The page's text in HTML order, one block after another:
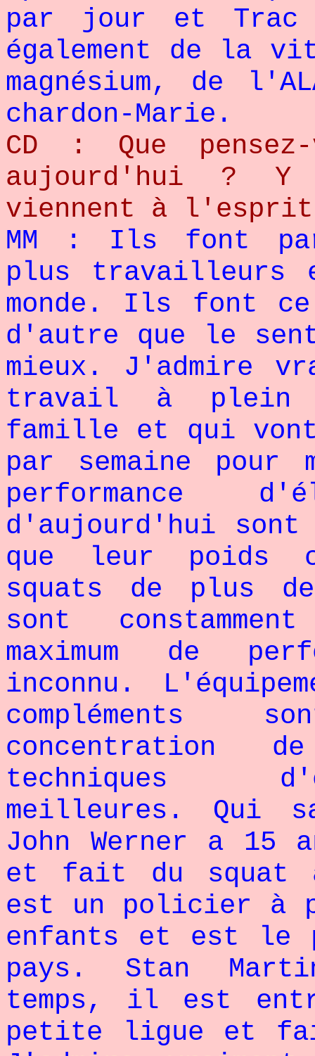
par jour et Trac
également de la
magnésium, de
chardon-Marie.
CD : Que
aujourd'hui ?
viennent à
MM : Ils font
plus travailleurs
monde. Ils font
d'autre que le
mieux. J'admire
travail à plein
famille et qui
par semaine pour
performance
d'aujourd'hui
que leur poids
squats de plus
sont
maximum de
inconnu.
compléments
techniques
meilleures. Qui
John Werner a
et fait du squat
est un policier à
enfants et est le
pays. Stan
temps, il est
petite ligue et